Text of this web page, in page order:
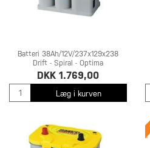
Batteri 38Ah/12V/237x129x238
Drift - Spiral - Optima
DKK 1.769,00
Læg i kurven